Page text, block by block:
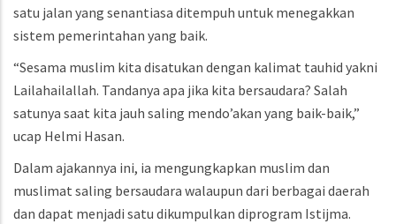
satu jalan yang senantiasa ditempuh untuk menegakkan
sistem pemerintahan yang baik.
“Sesama muslim kita disatukan dengan kalimat tauhid yakni
Lailahailallah. Tandanya apa jika kita bersaudara? Salah
satunya saat kita jauh saling mendo’akan yang baik-baik,”
ucap Helmi Hasan.
Dalam ajakannya ini, ia mengungkapkan muslim dan
muslimat saling bersaudara walaupun dari berbagai daerah
dan dapat menjadi satu dikumpulkan diprogram Istijma.